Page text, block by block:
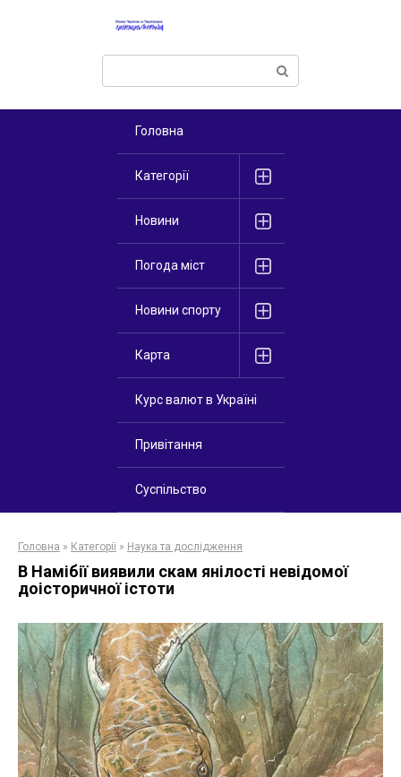
Поиск:
Головна
Категорії
Новини
Погода міст
Новини спорту
Карта
Курс валют в Україні
Привітання
Суспільство
Головна » Категорії » Наука та дослідження
В Намібії виявили скам янілості невідомої
доісторичної істоти